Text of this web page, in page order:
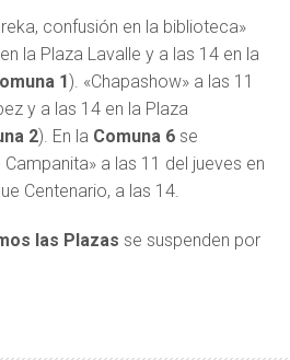
confusión en la biblioteca»
la Plaza Lavalle y a las 14 en la
1 ). «Chapashow» a las 11
y a las 14 en la Plaza
2). En la Comuna 6se
a las 11 del jueves en
Centenario, a las 14.
las Plazas se suspenden por